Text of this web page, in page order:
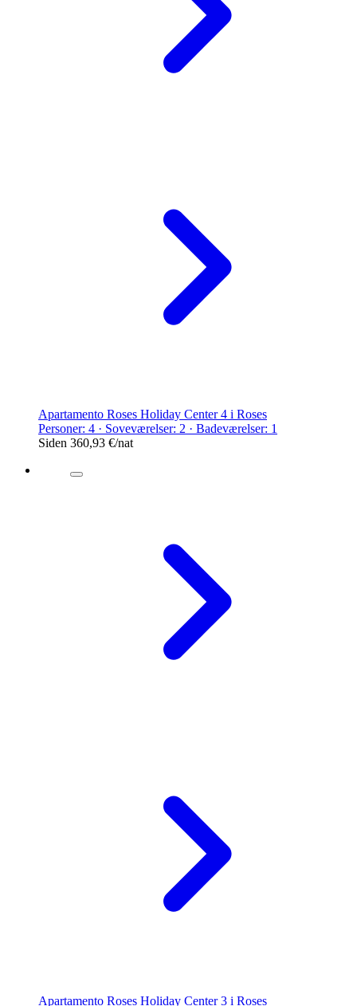
Apartamento Roses Holiday Center 4 i Roses
Personer: 4 · Soveværelser: 2 · Badeværelser: 1
Siden 360,93 €/nat
Apartamento Roses Holiday Center 3 i Roses